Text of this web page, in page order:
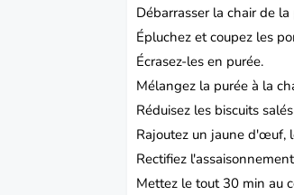
Débarrasser la chair de
Épluchez et coupez les
Écrasez-les en purée.
Mélangez la purée à la
Réduisez les biscuits
Rajoutez un jaune d'œuf,
Rectifiez
Mettez le tout 30 min au